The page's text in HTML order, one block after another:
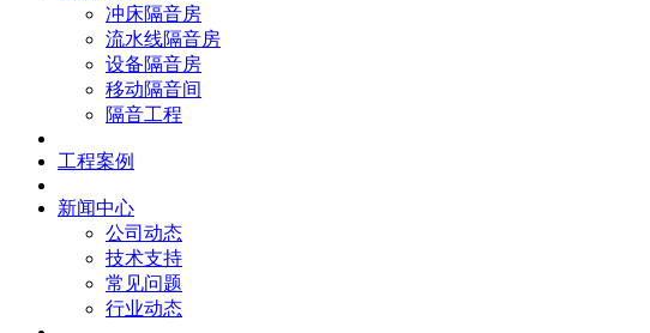
冲床隔音房
流水线隔音房
设备隔音房
移动隔音间
隔音工程
工程案例
新闻中心
公司动态
技术支持
常见问题
行业动态